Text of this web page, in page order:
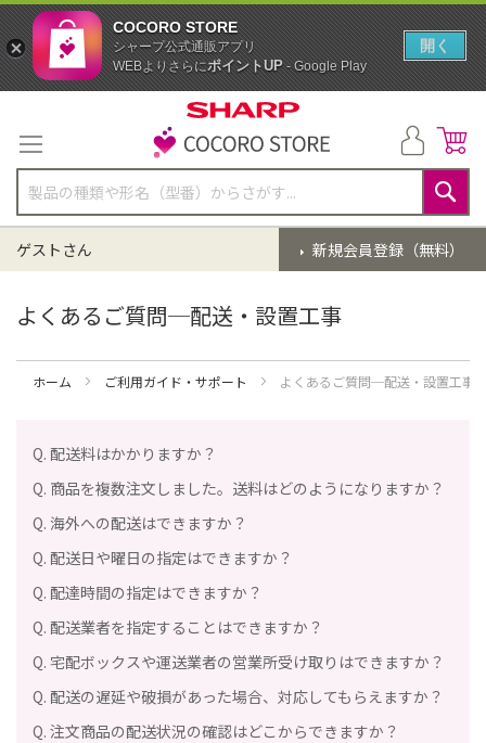
テ
ン
ツ
に
ス
キ
ッ
検
索
新規会員登録（無料）
ゲストさん
よくあるご質問─配送・設置工事
ホーム ご利用ガイド・サポート よくあるご質問─配送・設置工事
Q. 配送料はかかりますか？
Q. 商品を複数注文しました。送料はどのようになりますか？
Q. 海外への配送はできますか？
Q. 配送日や曜日の指定はできますか？
Q. 配達時間の指定はできますか？
Q. 配送業者を指定することはできますか？
Q. 宅配ボックスや運送業者の営業所受け取りはできますか？
Q. 配送の遅延や破損があった場合、対応してもらえますか？
Q. 注文商品の配送状況の確認はどこからできますか？
COCORO STORE
シャープ公式通販アプリ
WEBよりさらにポイントUP- Google Play
開く